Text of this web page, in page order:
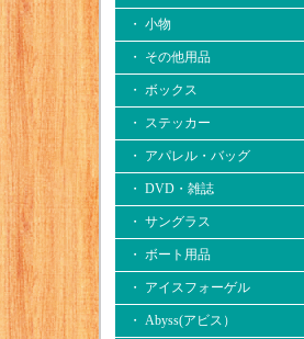
・ 小物
・ その他用品
・ ボックス
・ ステッカー
・ アパレル・バッグ
・ DVD・雑誌
・ サングラス
・ ボート用品
・ アイスフォーゲル
・ Abyss(アビス）